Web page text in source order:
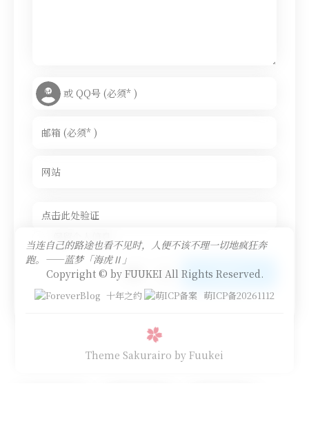
当连自己的路途也看不见时，人便不该不理一切地疯狂奔
跑。——蓝梦「海虎Ⅱ」
Copyright © by FUUKEI All Rights Reserved.
十年之约 萌ICP备20261112
Theme Sakurairo by Fuukei